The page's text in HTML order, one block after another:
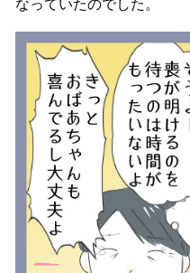
なっていたのでした。